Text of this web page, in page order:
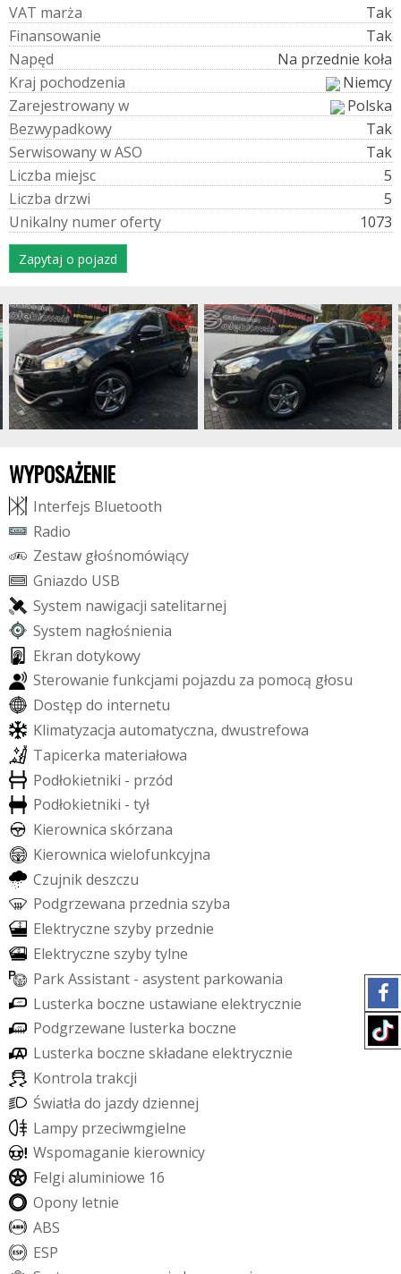
VAT marża
Tak
Finansowanie
Tak
Napęd
Na przednie koła
Kraj pochodzenia
Niemcy
Zarejestrowanyw
Polska
Bezwypadkowy
Tak
SerwisowanywASO
Tak
Liczba miejsc
5
Liczba drzwi
5
Unikalny numeroferty 1073
Zapytaj o pojazd
WYPOSAŻENIE
Interfejs Bluetooth
Radio
Zestaw głośnomówiący
Gniazdo USB
System nawigacji satelitarnej
System nagłośnienia
Ekran dotykowy
Sterowanie funkcjami pojazdu za pomocą głosu
Dostęp do internetu
Klimatyzacja automatyczna, dwustrefowa
Tapicerka materiałowa
Podłokietniki - przód
Podłokietniki - tył
Kierownica skórzana
Kierownica wielofunkcyjna
Czujnikdeszczu
Podgrzewana przednia szyba
Elektryczne szyby przednie
Elektryczne szybytylne
ParkAssistant - asystent parkowania
Lusterka boczne ustawiane elektrycznie
Podgrzewane lusterka boczne
Lusterka boczne składane elektrycznie
Kontrola trakcji
Światła do jazdydziennej
Lampy przeciwmgielne
Wspomaganie kierownicy
Felgi aluminiowe 16
Opony letnie
ABS
ESP